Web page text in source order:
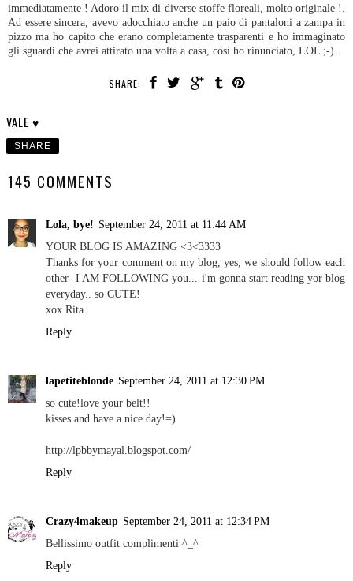
immediatamente ! Adoro il mix di diverse stoffe floreali, molto originale !.
Ad essere sincera, avevo adocchiato anche un paio di pantaloni a zampa in
pizzo ma ho capito che erano completamente trasparenti e ho immaginato
gli sguardi che avrei attirato una volta a casa, così ho rinunciato, LOL ;-).
SHARE:
VALE ♥
SHARE
145 COMMENTS
Lola, bye! September 24, 2011 at 11:44 AM
YOUR BLOG IS AMAZING <3<3333
Thanks for your comment on my blog, yes, we should follow each
other- I AM FOLLOWING you... i'm gonna start reading yor blog
everyday.. so CUTE!
xox Rita
Reply
lapetiteblonde September 24, 2011 at 12:30 PM
so cute!love your belt!!
kisses and have a nice day!=)
http://lpbbymayal.blogspot.com/
Reply
Crazy4makeup September 24, 2011 at 12:34 PM
Bellissimo outfit complimenti ^_^
Reply